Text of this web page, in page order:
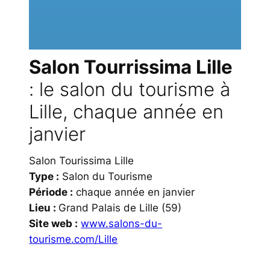
Salon Tourrissima Lille
: le salon du tourisme à
Lille, chaque année en
janvier
Salon Tourissima Lille
Type : Salon du Tourisme
Période : chaque année en janvier
Lieu : Grand Palais de Lille (59)
Site web : www.salons-du-
tourisme.com/Lille